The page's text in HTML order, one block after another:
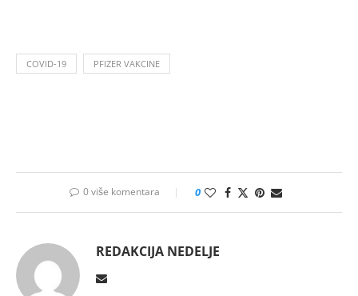
COVID-19 PFIZER VAKCINE
0 više komentara 0
REDAKCIJA NEDELJE